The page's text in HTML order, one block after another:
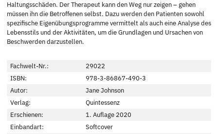
Haltungsschäden. Der Therapeut kann den Weg nur zeigen – gehen
müssen ihn die Betroffenen selbst. Dazu werden den Patienten sowohl
spezifische Eigenübungsprogramme vermittelt als auch eine Analyse des
Lebensstils und der Aktivitäten, um die Grundlagen und Ursachen von
Beschwerden darzustellen.
Fachwelt-Nr.:
29022
ISBN:
978-3-86867-490-3
Autor:
Jane Johnson
Verlag:
Quintessenz
Erschienen:
1. Auflage 2020
Einbandart:
Softcover